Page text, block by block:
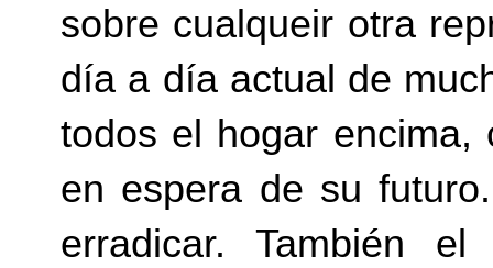
sobre cualqueir otra
día a día actual de
todos el hogar encima,
en espera de su
erradicar. También